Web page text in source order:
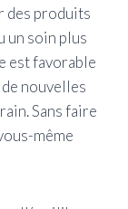
des produits
un soin plus
est favorable
nouvelles
Sans faire
même